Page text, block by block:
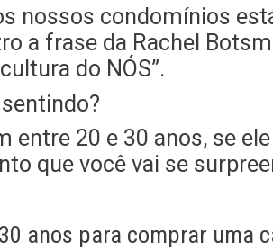
nossos condomínios
a frase da Rachel
do NÓS”.
entre 20 e 30 anos, se
que você vai se
anos para comprar uma